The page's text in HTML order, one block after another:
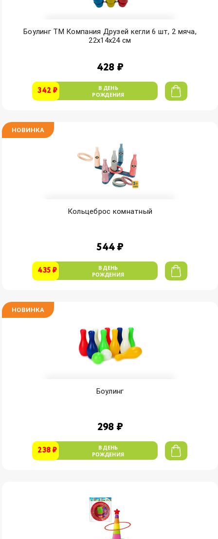
Боулинг ТМ Компания Друзей кегли 6 шт, 2 мяча,
22х14х24 см
428 ₽
342 ₽
В ДЕНЬ
РОЖДЕНИЯ
НОВИНКА
Кольцеброс комнатный
544 ₽
435 ₽
В ДЕНЬ
РОЖДЕНИЯ
НОВИНКА
Боулинг
298 ₽
238 ₽
В ДЕНЬ
РОЖДЕНИЯ